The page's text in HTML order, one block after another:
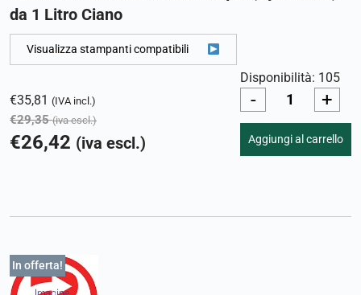
da 1 Litro Ciano
Visualizza stampanti compatibili
€35,81 (IVA incl.)
€29,35 (iva escl.)
€26,42 (iva escl.)
Disponibilità: 105
- +
Aggiungi al carrello
In offerta!